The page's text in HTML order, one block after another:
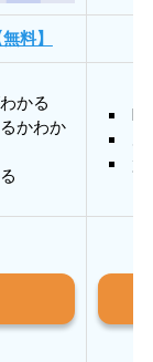
料】
かる
かわか
質